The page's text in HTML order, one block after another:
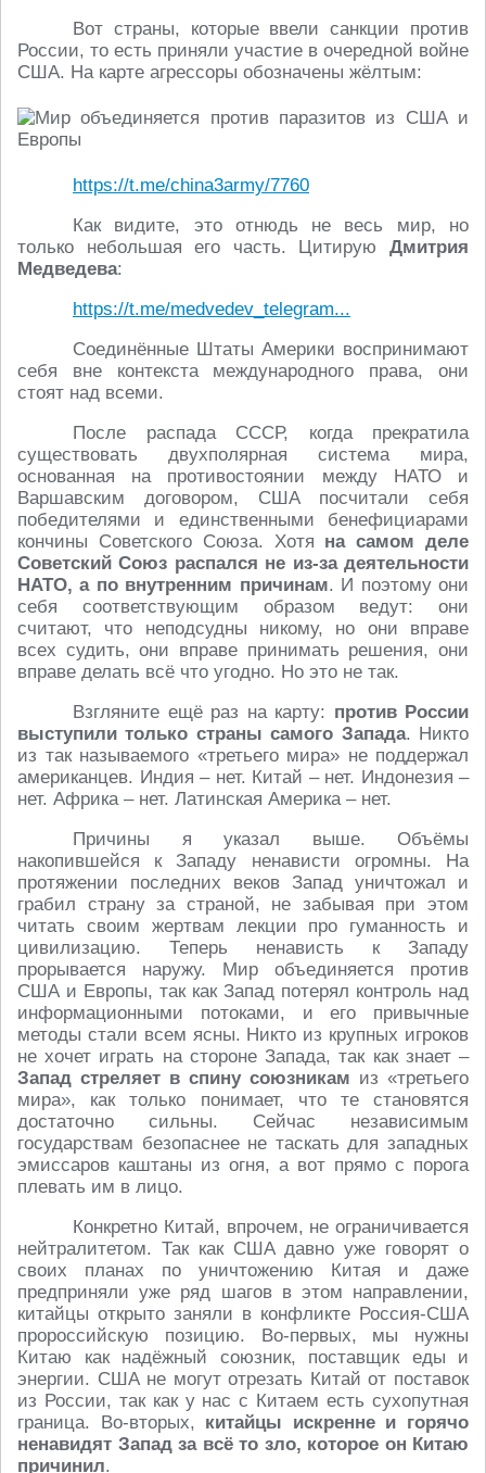
Вот страны, которые ввели санкции против
России, то есть приняли участие в очередной войне
США. На карте агрессоры обозначены жёлтым:
https://t.me/china3army/7760
Как видите, это отнюдь не весь мир, но
только небольшая его часть. Цитирую Дмитрия
Медведева:
https://t.me/medvedev_telegram...
Соединённые Штаты Америки воспринимают
себя вне контекста международного права, они
стоят над всеми.
После распада СССР, когда прекратила
существовать двухполярная система мира,
основанная на противостоянии между НАТО и
Варшавским договором, США посчитали себя
победителями и единственными бенефициарами
кончины Советского Союза. Хотя на самом деле
Советский Союз распался не из-за деятельности
НАТО, а по внутренним причинам. И поэтому они
себя соответствующим образом ведут: они
считают, что неподсудны никому, но они вправе
всех судить, они вправе принимать решения, они
вправе делать всё что угодно. Но это не так.
Взгляните ещё раз на карту: против России
выступили только страны самого Запада. Никто
из так называемого «третьего мира» не поддержал
американцев. Индия – нет. Китай – нет. Индонезия –
нет. Африка – нет. Латинская Америка – нет.
Причины я указал выше. Объёмы
накопившейся к Западу ненависти огромны. На
протяжении последних веков Запад уничтожал и
грабил страну за страной, не забывая при этом
читать своим жертвам лекции про гуманность и
цивилизацию. Теперь ненависть к Западу
прорывается наружу. Мир объединяется против
США и Европы, так как Запад потерял контроль над
информационными потоками, и его привычные
методы стали всем ясны. Никто из крупных игроков
не хочет играть на стороне Запада, так как знает –
Запад стреляет в спину союзникам из «третьего
мира», как только понимает, что те становятся
достаточно сильны. Сейчас независимым
государствам безопаснее не таскать для западных
эмиссаров каштаны из огня, а вот прямо с порога
плевать им в лицо.
Конкретно Китай, впрочем, не ограничивается
нейтралитетом. Так как США давно уже говорят о
своих планах по уничтожению Китая и даже
предприняли уже ряд шагов в этом направлении,
китайцы открыто заняли в конфликте Россия-США
пророссийскую позицию. Во-первых, мы нужны
Китаю как надёжный союзник, поставщик еды и
энергии. США не могут отрезать Китай от поставок
из России, так как у нас с Китаем есть сухопутная
граница. Во-вторых, китайцы искренне и горячо
ненавидят Запад за всё то зло, которое он Китаю
причинил.